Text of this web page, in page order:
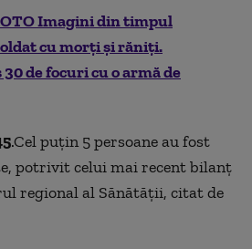
Imagini din timpul
cu morți și răniți.
de focuri cu o armă de
.Cel puțin 5 persoane au fost
potrivit celui mai recent bilanț
regional al Sănătății, citat de